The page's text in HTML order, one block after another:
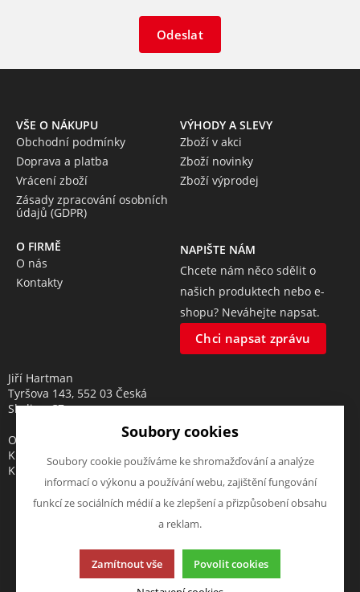
Odeslat
VŠE O NÁKUPU
Obchodní podmínky
Doprava a platba
Vrácení zboží
Zásady zpracování osobních
údajů (GDPR)
VÝHODY A SLEVY
Zboží v akci
Zboží novinky
Zboží výprodej
O FIRMĚ
O nás
Kontakty
NAPIŠTE NÁM
Chcete nám něco sdělit o
našich produktech nebo e-
shopu? Neváhejte napsat.
Chci napsat zprávu
Jiří Hartman
Tyršova 143, 552 03 Česká
Skalice, CZ
Obchodní rejstřík vedený u
Krajského soudu v Hradci
Králové, oddíl A, vložka 18553
Tato stránka používá soubory cookies. Klikněte pro více
© 2013-2026 elektrohartman.cz
Soubory cookies
Soubory cookie používáme ke shromažďování a analýze
informací o výkonu a používání webu, zajištění fungování
funkcí ze sociálních médií a ke zlepšení a přizpůsobení obsahu
a reklam.
Zamítnout vše Povolit cookies